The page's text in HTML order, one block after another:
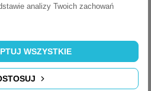
analizy Twoich zachowań
WSZYSTKIE